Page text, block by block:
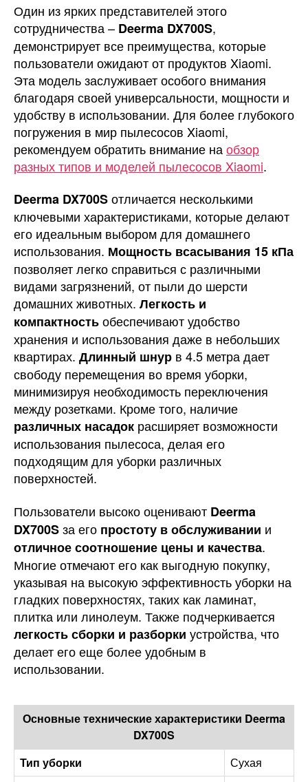
Один из ярких представителей этого
сотрудничества – Deerma DX700S,
демонстрирует все преимущества, которые
пользователи ожидают от продуктов Xiaomi.
Эта модель заслуживает особого внимания
благодаря своей универсальности, мощности и
удобству в использовании. Для более глубокого
погружения в мир пылесосов Xiaomi,
рекомендуем обратить внимание наобзор
разных типов и моделей пылесосов Xiaomi.
Deerma DX700Sотличается несколькими
ключевыми характеристиками, которые делают
его идеальным выбором для домашнего
использования. Мощность всасывания 15 кПа
позволяет легко справиться с различными
видами загрязнений, от пыли до шерсти
домашних животных. Легкость и
компактностьобеспечивают удобство
хранения и использования даже в небольших
квартирах. Длинный шнур в 4.5 метра дает
свободу перемещения во время уборки,
минимизируя необходимость переключения
между розетками. Кроме того, наличие
различных насадок расширяет возможности
использования пылесоса, делая его
подходящим для уборки различных
поверхностей.
Пользователи высоко оценивают Deerma
DX700Sза его простоту в обслуживании и
отличное соотношение цены и качества.
Многие отмечают его как выгодную покупку,
указывая на высокую эффективность уборки на
гладких поверхностях, таких как ламинат,
плитка или линолеум. Также подчеркивается
легкость сборки и разборки устройства, что
делает его еще более удобным в
использовании.
Основные технические характеристики Deerma
DX700S
Тип уборки
Сухая